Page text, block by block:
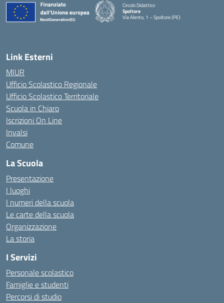
Circolo Didattico
Spoltore
Via Alento, 1 – Spoltore (PE)
— Visita la pagina iniziale della scuola
Link Esterni
MIUR
Ufficio Scolastico Regionale
Ufficio Scolastico Territoriale
Scuola in Chiaro
Iscrizioni On Line
Invalsi
Comune
La Scuola
Presentazione
I luoghi
I numeri della scuola
Le carte della scuola
Organizzazione
La storia
I Servizi
Personale scolastico
Famiglie e studenti
Percorsi di studio